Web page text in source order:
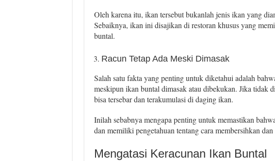
Oleh karena itu, ikan tersebut bukanlah jenis ikan yang
Sebaiknya, ikan ini disajikan di restoran khusus yang
buntal.
Racun Tetap Ada Meski Dimasak
Salah satu fakta yang penting untuk diketahui adalah
meskipun ikan buntal dimasak atau dibekukan. Jika tidak
bisa tersebar dan terakumulasi di daging ikan.
Inilah sebabnya mengapa penting untuk memastikan
dan memiliki pengetahuan tentang cara membersihkan
Mengatasi Keracunan Ikan Buntal